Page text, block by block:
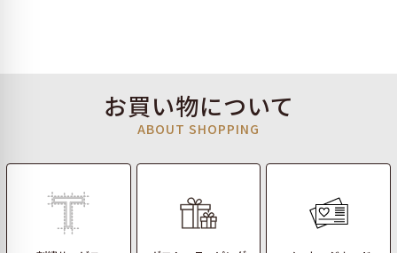
お買い物について
ABOUT SHOPPING